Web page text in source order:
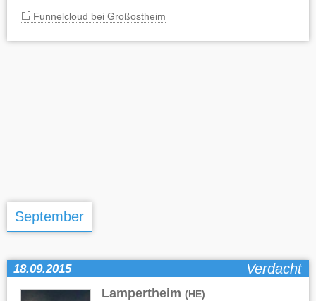
Funnelcloud bei Großostheim
September
18.09.2015 Verdacht
Lampertheim (HE)